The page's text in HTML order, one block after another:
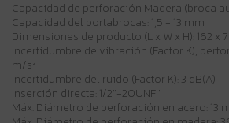
Capacidad de perforación Madera (broca
Capacidad del portabrocas: 1,5 - 13 mm
Dimensiones de producto (L x W x H): 162 x
Incertidumbre de vibración (Factor K),
m/s²
Incertidumbre del ruido (Factor K): 3 dB(A)
Inserción directa: 1/2"-20UNF "
Máx. Diámetro de perforación en acero: 13